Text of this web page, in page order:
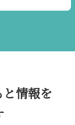
情報を